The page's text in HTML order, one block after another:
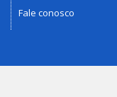
Fale conosco